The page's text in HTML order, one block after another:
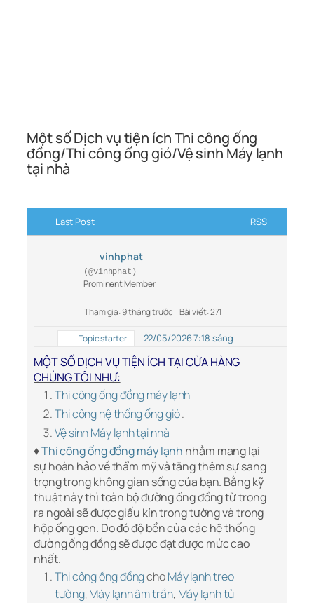
Một số Dịch vụ tiện ích Thi công ống
đồng/Thi công ống gió/Vệ sinh Máy lạnh
tại nhà
Last Post RSS
vinhphat
(@vinhphat)
Prominent Member
Tham gia: 9 tháng trước Bài viết: 271
Topic starter 22/05/2026 7:18 sáng
MỘT SỐ DỊCH VỤ TIỆN ÍCH TẠI CỬA HÀNG
CHÚNG TÔI NHƯ:
Thi công ống đồng máy lạnh
Thi công hệ thống ống gió.
Vệ sinh Máy lạnh tại nhà
♦Thi công ống đồng máy lạnh nhằm mang lại
sự hoàn hảo về thẩm mỹ và tăng thêm sự sang
trọng trong không gian sống của bạn. Bằng kỹ
thuật này thì toàn bộ đường ống đồng từ trong
ra ngoài sẽ được giấu kín trong tường và trong
hộp ống gen. Do đó độ bền của các hệ thống
đường ống đồng sẽ được đạt được mức cao
nhất.
Thi công ống đồngchoMáy lạnh treo
tường, Máy lạnh âm trần, Máy lạnh tủ